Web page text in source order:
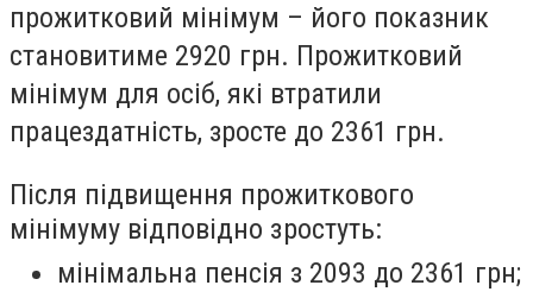
прожитковий мінімум – його показник
становитиме 2920 грн. Прожитковий
мінімум для осіб, які втратили
працездатність, зросте до 2361 грн.
Після підвищення прожиткового
мінімуму відповідно зростуть:
мінімальна пенсія з 2093 до 2361 грн;